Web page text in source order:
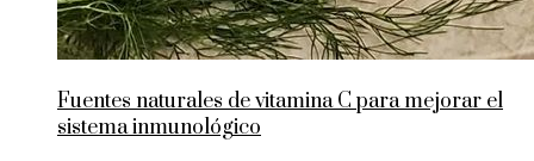
Fuentes naturales de vitamina C para mejorar el
sistema inmunológico